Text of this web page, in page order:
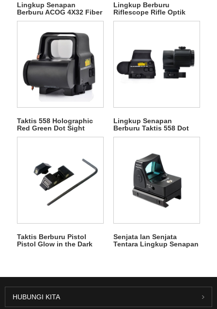
Lingkup Senapan
Berburu ACOG 4X32 Fiber
Sight Optik Hijau
ACOG Riflescope 4x32
Lingkup Berburu
Riflescope Rifle Optik
Holographic Sight 551
Taktis 558 Holographic
Red Green Dot Sight
dengan 20mm Rail Mount
Lingkup Senapan
Berburu Taktis 558 Dot
Sight + G43 Magnifier
Sight QD 3x Magnifier
Lingkup Sight
Taktis Berburu Pistol
Pistol Glow in the Dark
Senjata lan Senjata
Tentara Lingkup Senapan
HUBUNGI KITA